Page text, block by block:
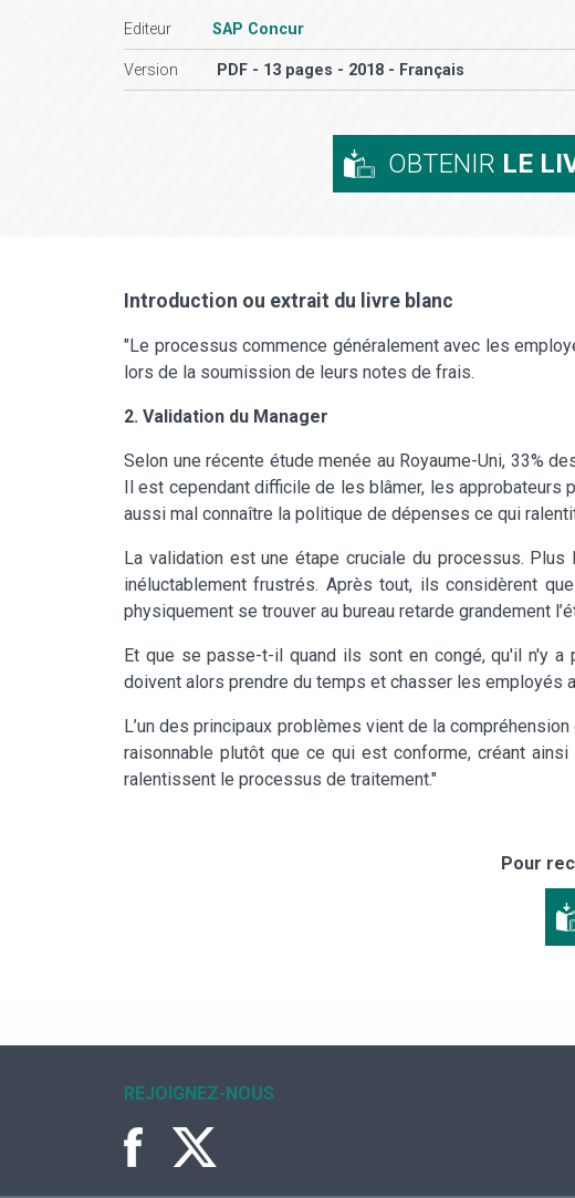
Editeur SAP Concur
Version PDF - 13 pages - 2018 - Français
OBTENIR LE
Introduction ou extrait du livre blanc
"Le processus commence généralement avec les
lors de la soumission de leurs notes de frais.
2. Validation du Manager
Selon une récente étude menée au Royaume-Uni, 33%
Il est cependant difficile de les blâmer, les approbateurs
aussi mal connaître la politique de dépenses ce qui
La validation est une étape cruciale du processus.
inéluctablement frustrés. Après tout, ils considèrent
physiquement se trouver au bureau retarde grandement
Et que se passe-t-il quand ils sont en congé, qu'il n'y a
doivent alors prendre du temps et chasser les employés
L’un des principaux problèmes vient de la
raisonnable plutôt que ce qui est conforme, créant
ralentissent le processus de traitement."
Pour
REJOIGNEZ-NOUS